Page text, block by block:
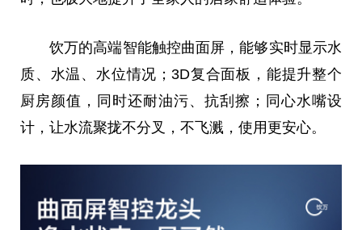
饮万的高端智能触控曲面屏，能够实时显示水
质、水温、水位情况；3D复合面板，能提升整个
厨房颜值，同时还耐油污、抗刮擦；同心水嘴设
计，让水流聚拢不分叉，不飞溅，使用更安心。